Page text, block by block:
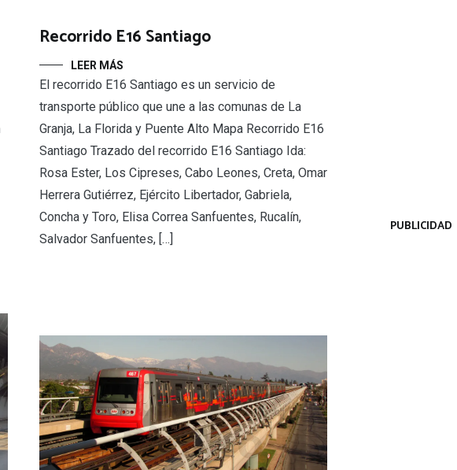
Recorrido E16 Santiago
LEER MÁS
El recorrido E16 Santiago es un servicio de
transporte público que une a las comunas de La
Granja, La Florida y Puente Alto Mapa Recorrido E16
Santiago Trazado del recorrido E16 Santiago Ida:
Rosa Ester, Los Cipreses, Cabo Leones, Creta, Omar
Herrera Gutiérrez, Ejército Libertador, Gabriela,
Concha y Toro, Elisa Correa Sanfuentes, Rucalín,
Salvador Sanfuentes, […]
PUBLICIDAD